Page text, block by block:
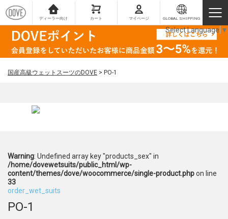
ディーラー向け カート マイページ GLOBAL SHIPPING
国産高級ウェットスーツのDOVE > PO-1
Warning: Undefined array key "products_sex" in
/home/dovewetsuits/public_html/wp-
content/themes/dove/woocommerce/single-product.phpon line
33
order_wet_suits
PO-1
Select Language ▼